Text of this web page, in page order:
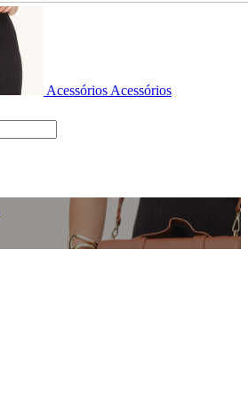
Acessórios Acessórios